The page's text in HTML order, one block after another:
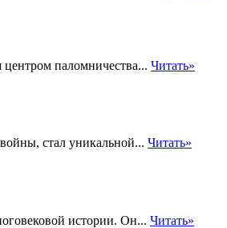
паломничества... Читать»
стал уникальной... Читать»
истории. Он... Читать»